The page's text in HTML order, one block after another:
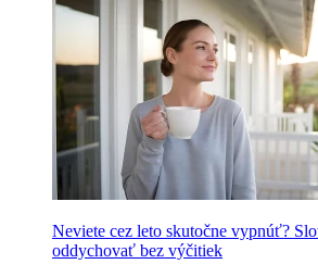
Neviete cez leto skutočne vypnúť?
oddychovať bez výčitiek